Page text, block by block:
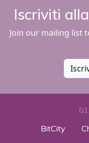
Iscriviti
Join our mailing list
BitCity